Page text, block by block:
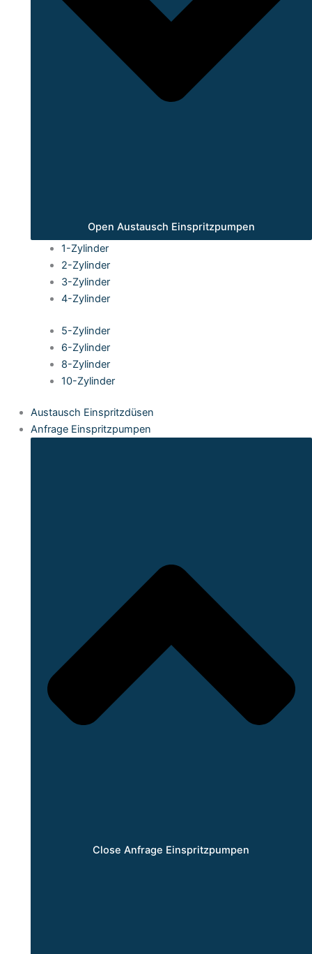
Open Austausch Einspritzpumpen
1-Zylinder
2-Zylinder
3-Zylinder
4-Zylinder
5-Zylinder
6-Zylinder
8-Zylinder
10-Zylinder
Austausch Einspritzdüsen
Anfrage Einspritzpumpen
Close Anfrage Einspritzpumpen